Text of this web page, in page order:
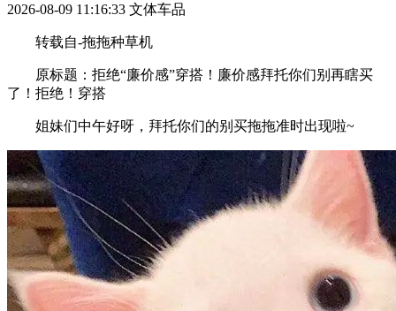
2026-08-09 11:16:33 文体车品
转载自-拖拖种草机
原标题：拒绝“廉价感”穿搭！廉价感拜托你们别再瞎买
了！拒绝！穿搭
姐妹们中午好呀，拜托你们的别买拖拖准时出现啦~